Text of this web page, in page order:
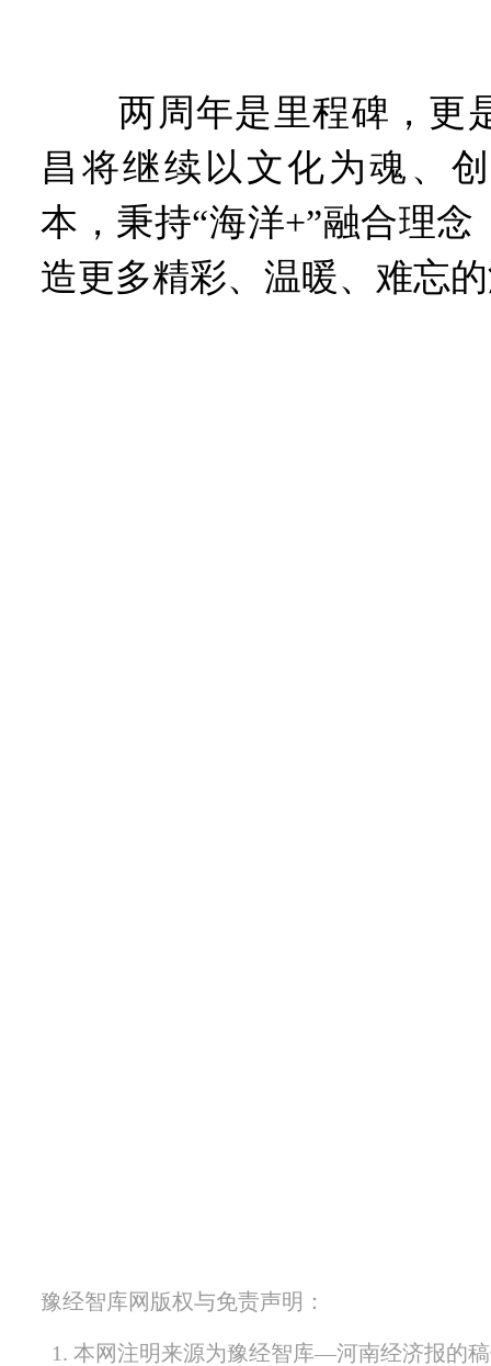
两周年是里程碑，更
昌将继续以文化为魂、
本，秉持“海洋+”融合理
造更多精彩、温暖、难忘
豫经智库网版权与免责声明：
1. 本网注明来源为豫经智库—河南经济报的